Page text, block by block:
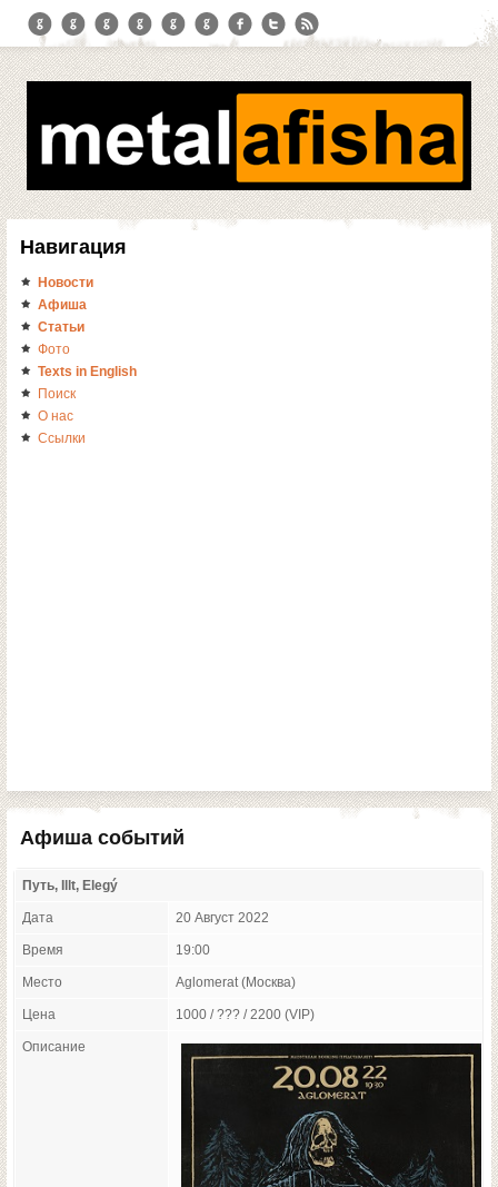
Навигация
Новости
Афиша
Статьи
Фото
Texts in English
Поиск
О нас
Ссылки
Афиша событий
Путь, Illt, Elegý
Дата 20 Август 2022
Время 19:00
Место Aglomerat (Москва)
Цена 1000 / ??? / 2200 (VIP)
Описание